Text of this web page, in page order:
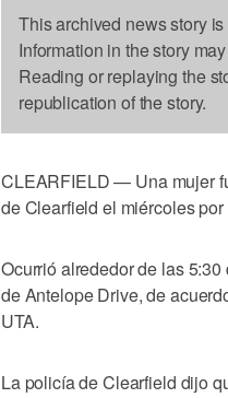
This archived news story
Information in the story
Reading or replaying the
republication of the story.
CLEARFIELD — Una mujer
de Clearfield el miércoles por
Ocurrió alrededor de las
de Antelope Drive, de
UTA.
La policía de Clearfield dijo